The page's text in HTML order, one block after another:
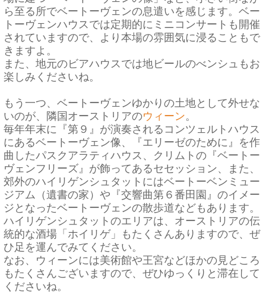
ら至る所でベートーヴェンの息遣いを感じます。ベー
トーヴェンハウスでは定期的にミニコンサートも開催
されていますので、より本場の雰囲気に浸ることもで
きますよ。
また、地元のビアハウスでは地ビールのべンシュもお
楽しみくださいね。
もう一つ、ベートーヴェンゆかりの土地として外せな
いのが、隣国オーストリアのウィーン。
毎年年末に『第９』が演奏されるコンツェルトハウス
にあるベートーヴェン像、『エリーゼのために』を作
曲したパスクアラティハウス、クリムトの『ベートー
ヴェンフリーズ』が飾ってあるセセッション、また、
郊外のハイリゲンシュタットにはベートーベンミュー
ジアム（遺書の家）や『交響曲第６番田園』のイメー
ジとなったベートーヴェンの散歩道などもあります。
ハイリゲンシュタットのエリアは、オーストリアの伝
統的な酒場「ホイリゲ」もたくさんありますので、ぜ
ひ足を運んでみてください。
なお、ウィーンには美術館や王宮などほかの見どころ
もたくさんございますので、ぜひゆっくりと滞在して
くださいね。